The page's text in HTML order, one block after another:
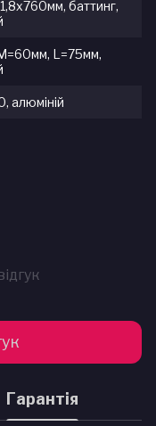
баттинг,
L=75мм,
алюміній
Гарантія